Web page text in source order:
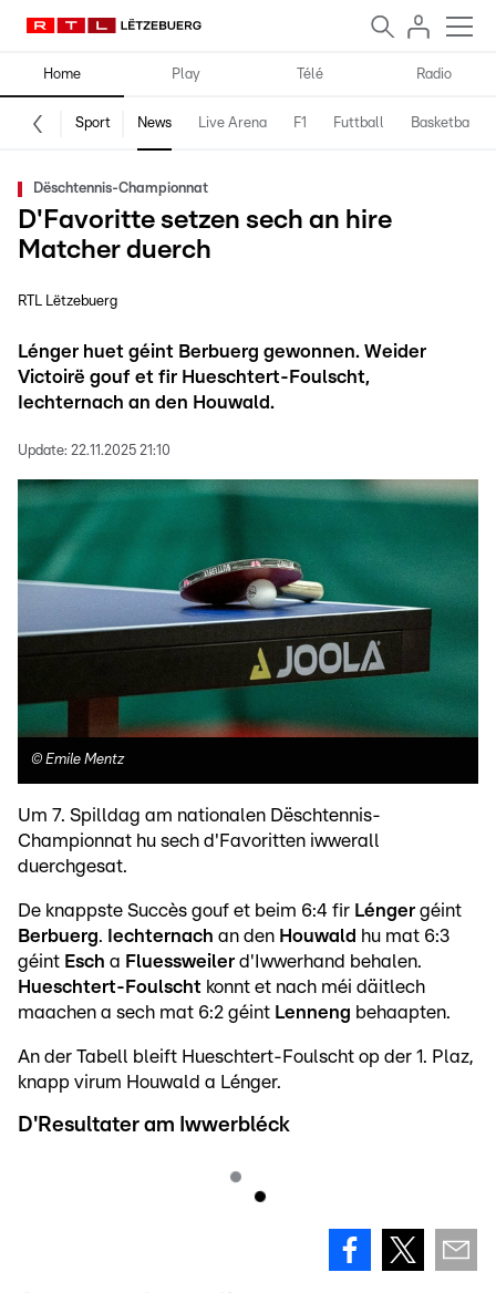
Home Play Télé Radio
Sport News Live Arena F1 Futtball Basketball
Dëschtennis-Championnat
D'Favoritte setzen sech an hire
Matcher duerch
RTL Lëtzebuerg
Lénger huet géint Berbuerg gewonnen. Weider
Victoirë gouf et fir Hueschtert-Foulscht,
Iechternach an den Houwald.
Update: 22.11.2025 21:10
© Emile Mentz
Um 7. Spilldag am nationalen Dëschtennis-
Championnat hu sech d'Favoritten iwwerall
duerchgesat.
De knappste Succès gouf et beim 6:4 fir Lénger géint
Berbuerg. Iechternach an den Houwald hu mat 6:3
géint Esch a Fluessweiler d'Iwwerhand behalen.
Hueschtert-Foulscht konnt et nach méi däitlech
maachen a sech mat 6:2 géint Lenneng behaapten.
An der Tabell bleift Hueschtert-Foulscht op der 1. Plaz,
knapp virum Houwald a Lénger.
D'Resultater am Iwwerbléck